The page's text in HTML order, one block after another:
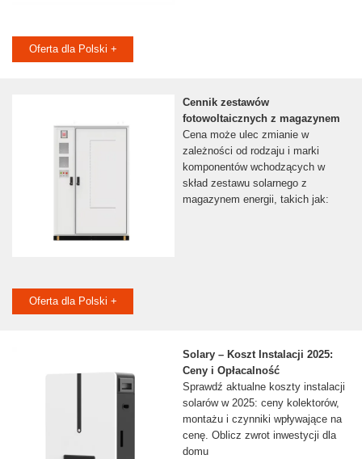
Oferta dla Polski +
Cennik zestawów
fotowoltaicznych z magazynem
Cena może ulec zmianie w
zależności od rodzaju i marki
komponentów wchodzących w
skład zestawu solarnego z
magazynem energii, takich jak:
Oferta dla Polski +
Solary – Koszt Instalacji 2025:
Ceny i Opłacalność
Sprawdź aktualne koszty instalacji
solarów w 2025: ceny kolektorów,
montażu i czynniki wpływające na
cenę. Oblicz zwrot inwestycji dla
domu